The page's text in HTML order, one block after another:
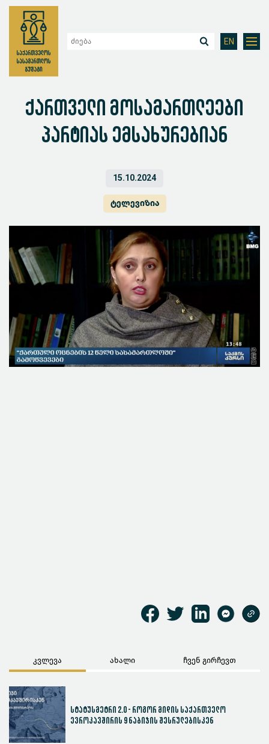
EN
ქართველი მოსამართლეები
პარტიას ემსახურებიან
15.10.2024
ტელევიზია
კვლევა ახალი ჩვენ გირჩევთ
სტატუსმეტრი 2.0 - როგორ მიდის საქართველო
ევროკავშირის 9 ნაბიჯის შესრულებისკენ